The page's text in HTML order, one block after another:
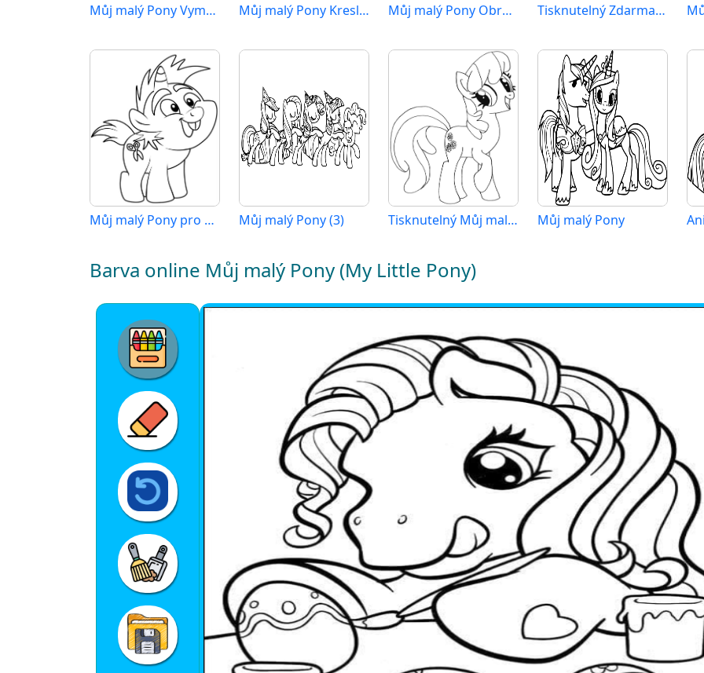
Můj malý Pony Vymalovatelné pro Děti Můj malý Pony Kreslený Můj malý Pony Obrázek Tisknutelný Zdarma Můj malý Pony
Můj malý Pony pro 1leté Děti Můj malý Pony (3) Tisknutelný Můj malý Pony Můj malý Pony
Barva online Můj malý Pony (My Little Pony)